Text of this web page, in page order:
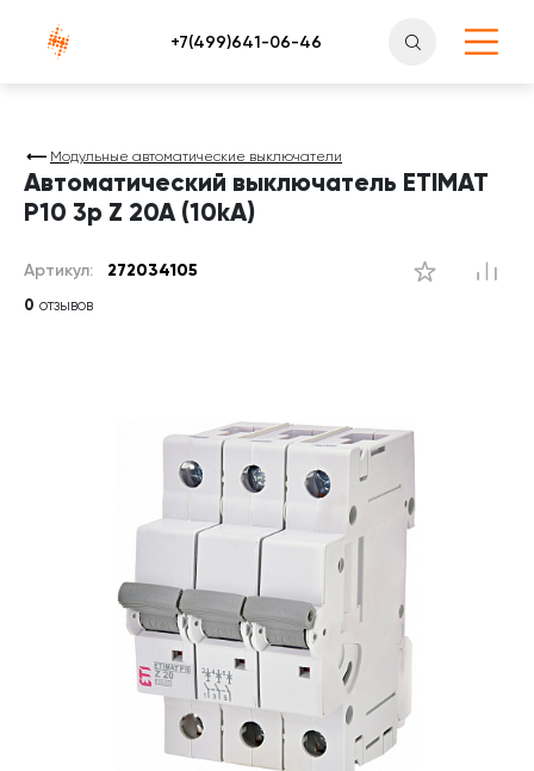
Атлантснаб
Модульные автоматические выключатели
Автоматический выключатель ETIMAT
P10 3p Z 20A (10kA)
Артикул: 272034105